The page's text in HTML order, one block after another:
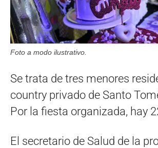
Foto a modo ilustrativo.
Se trata de tres menores
country privado de Santo
Por la fiesta organizada, hay
El secretario de Salud de la